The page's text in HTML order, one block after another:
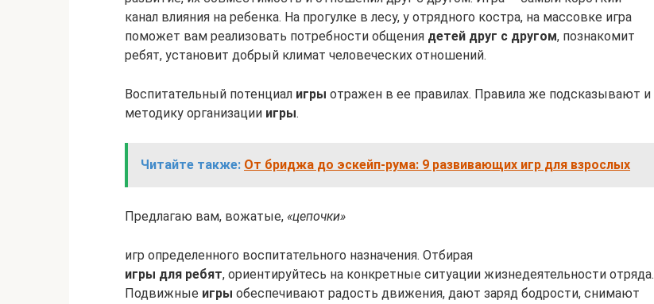
канал влияния на ребенка. На прогулке в лесу, у отрядного костра, на массовке игра
поможет вам реализовать потребности общения детей друг с другом, познакомит
ребят, установит добрый климат человеческих отношений.
Воспитательный потенциал игры отражен в ее правилах. Правила же подсказывают и
методику организации игры.
Читайте также: От бриджа до эскейп-рума: 9 развивающих игр для взрослых
Предлагаю вам, вожатые, «цепочки»
игр определенного воспитательного назначения. Отбирая
игры для ребят, ориентируйтесь на конкретные ситуации жизнедеятельности отряда.
Подвижные игры обеспечивают радость движения, дают заряд бодрости, снимают